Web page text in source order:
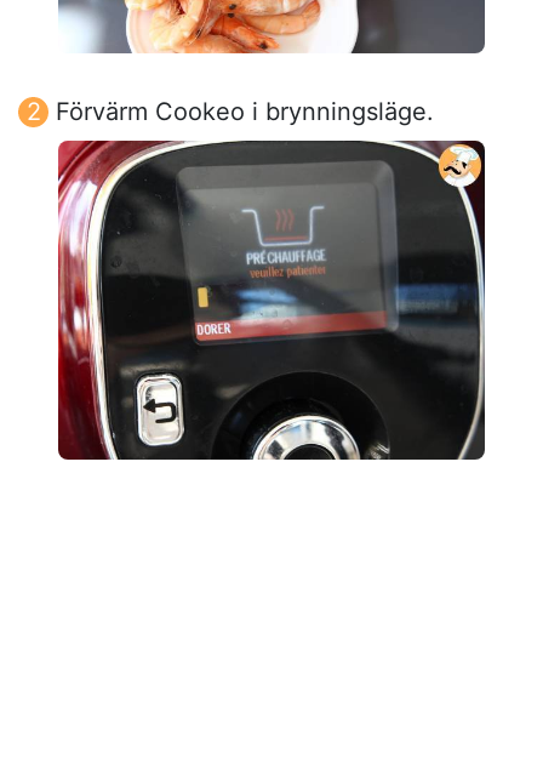
Förvärm Cookeo i brynningsläge.